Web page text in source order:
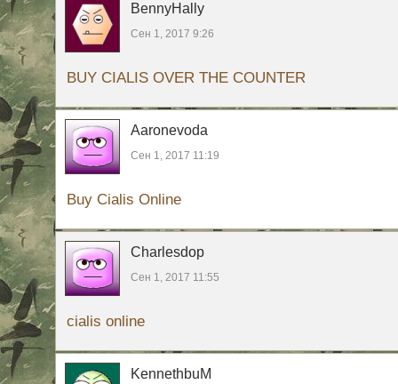
BennyHally
Сен 1, 2017 9:26
BUY CIALIS OVER THE COUNTER
Aaronevoda
Сен 1, 2017 11:19
Buy Cialis Online
Charlesdop
Сен 1, 2017 11:55
cialis online
KennethbuM